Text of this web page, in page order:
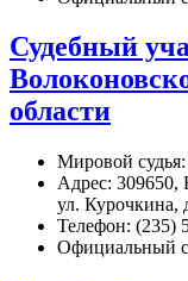
Судебный
области
Мировой
Адрес: 309650,
ул. Курочкина,
Телефон: (235)
Официальный